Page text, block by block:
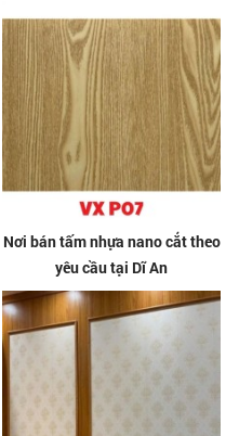
Nơi bán tấm nhựa nano cắt theo
yêu cầu tại Dĩ An